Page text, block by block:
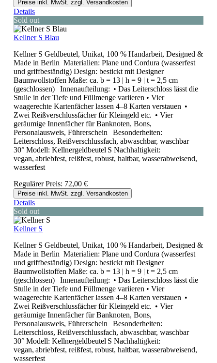
Preise inkl. MwSt. zzgl. Versandkosten
Details
Sold out
Kellner S Blau
Kellner S Geldbeutel, Unikat, 100 % Handarbeit, Designed &
Made in Berlin Materialien: Plane und Cordura (wasserfest
und griffbeständig) Design: bestickt mit Designer
Baumwollstoffen Maße: ca. b = 13 | h = 9 | t = 2,5 cm
(geschlossen) Innenaufteilung: • Das Leiterschloss lässt die
Stulle in der Tiefe und Füllmenge variieren • Vier
waagerechte Kartenfächer lassen 4–8 Karten verstauen •
Zwei Reißverschlussfächer für Kleingeld etc. • Vier
geräumige Innenfächer für Banknoten, Bons,
Personalausweis, Führerschein Besonderheiten:
Leiterschloss, Reißverschlussfach, abwaschbar, waschbar
30° Modell: Kellnergeldbeutel S Nachhaltigkeit:
vegan, abriebfest, reißfest, robust, haltbar, wasserabweisend,
wasserfest
Regulärer Preis: 72,00 €
Preise inkl. MwSt. zzgl. Versandkosten
Details
Sold out
Kellner S
Kellner S Geldbeutel, Unikat, 100 % Handarbeit, Designed &
Made in Berlin Materialien: Plane und Cordura (wasserfest
und griffbeständig) Design: bestickt mit Designer
Baumwollstoffen Maße: ca. b = 13 | h = 9 | t = 2,5 cm
(geschlossen) Innenaufteilung: • Das Leiterschloss lässt die
Stulle in der Tiefe und Füllmenge variieren • Vier
waagerechte Kartenfächer lassen 4–8 Karten verstauen •
Zwei Reißverschlussfächer für Kleingeld etc. • Vier
geräumige Innenfächer für Banknoten, Bons,
Personalausweis, Führerschein Besonderheiten:
Leiterschloss, Reißverschlussfach, abwaschbar, waschbar
30° Modell: Kellnergeldbeutel S Nachhaltigkeit:
vegan, abriebfest, reißfest, robust, haltbar, wasserabweisend,
wasserfest